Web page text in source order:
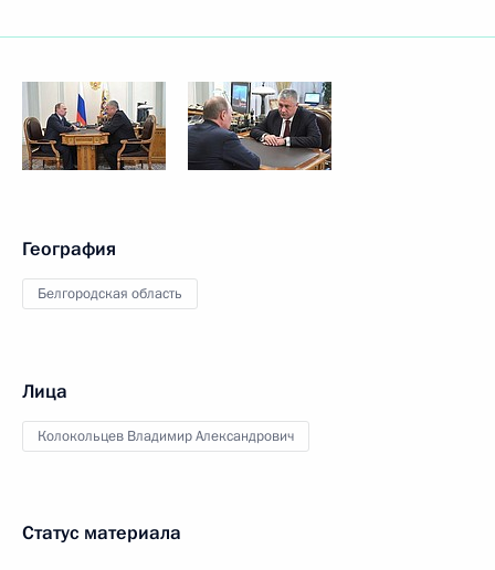
География
Белгородская область
Лица
Колокольцев Владимир Александрович
Статус материала